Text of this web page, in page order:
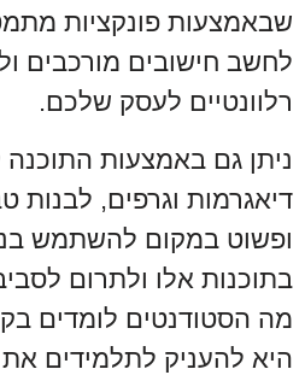
שבאמצעות פונקציות
לחשב חישובים מורכבים
רלוונטיים לעסק שלכם.
ניתן גם באמצעות התוכנה
דיאגרמות וגרפים, לבנות
ופשוט במקום להשתמש
בתוכנות אלו ולתרום
מה הסטודנטים לומדים
היא להעניק לתלמידים